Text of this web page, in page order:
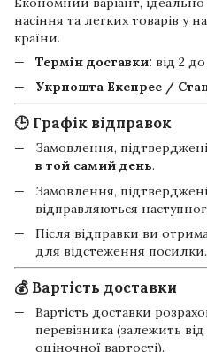
насіння та легких товарів у
країни.
Термін доставки: від 2
Укрпошта Експрес /
🕒 Графік відправок
Замовлення, підтверджені
в той самий день.
Замовлення, підтверджені
відправляються
Після відправки ви
для відстеження посилки.
💰 Вартість доставки
Вартість доставки
перевізника (залежить від
оціночної вартості).